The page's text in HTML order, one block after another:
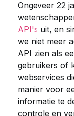
Ongeveer 22
API's uit, en
we niet meer
API zien als
gebruikers of
webservices
manier voor
informatie te
controle en